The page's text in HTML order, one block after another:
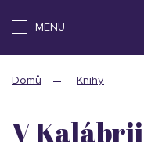
MENU
Domů Knihy
V Kalábrii